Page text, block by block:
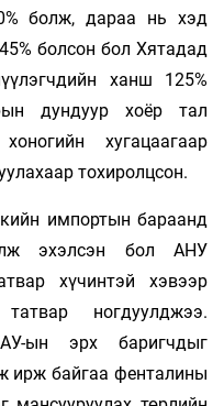
болж, дараа нь хэд
болсон бол Хятадад
ханш 125%
дундуур хоёр тал
хугацаагаар
тохиролцсон.
импортын бараанд
эхэлсэн бол АНУ
хүчинтэй хэвээр
ногдуулджээ.
ын эрх баригчдыг
ирж байгаа фенталины